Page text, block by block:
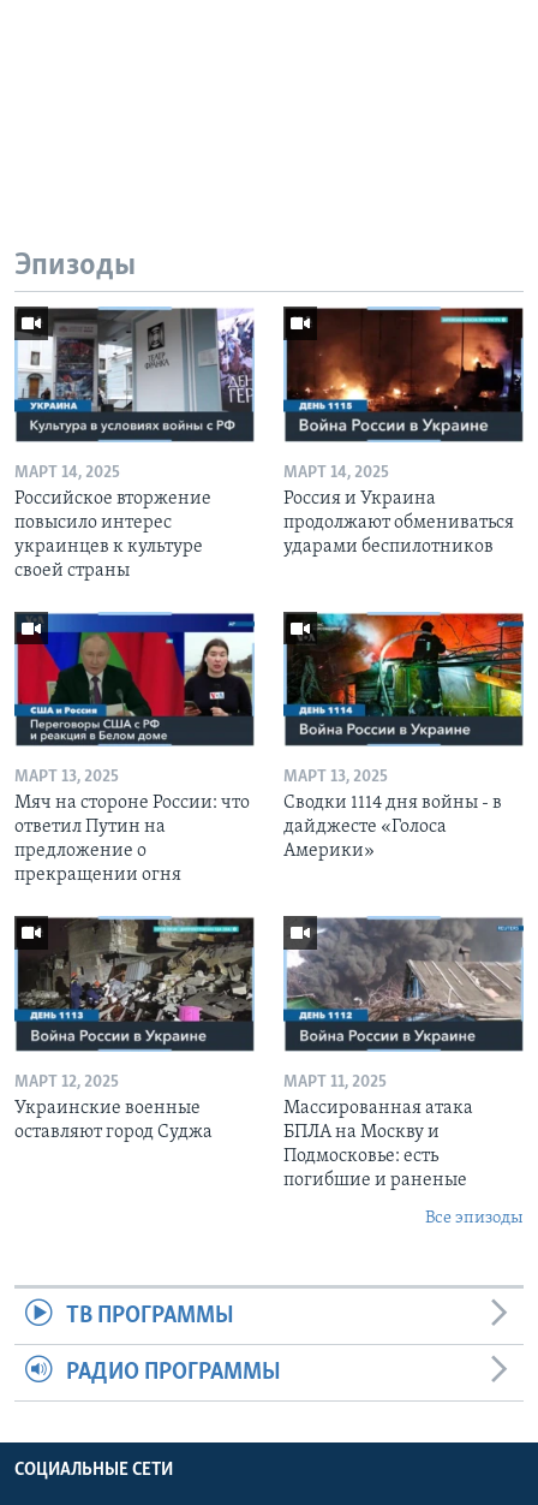
Эпизоды
МАРТ 14, 2025
Российское вторжение
повысило интерес
украинцев к культуре
своей страны
МАРТ 14, 2025
Россия и Украина
продолжают обмениваться
ударами беспилотников
МАРТ 13, 2025
Мяч на стороне России: что
ответил Путин на
предложение о
прекращении огня
МАРТ 13, 2025
Сводки 1114 дня войны - в
дайджесте «Голоса
Америки»
МАРТ 12, 2025
Украинские военные
оставляют город Суджа
МАРТ 11, 2025
Массированная атака
БПЛА на Москву и
Подмосковье: есть
погибшие и раненые
Все эпизоды
ТВ ПРОГРАММЫ
РАДИО ПРОГРАММЫ
СОЦИАЛЬНЫЕ СЕТИ